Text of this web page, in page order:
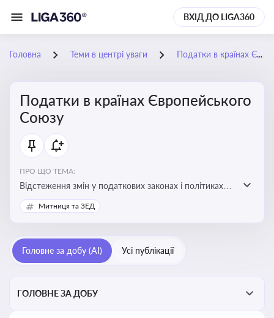
ВХІД ДО LIGA360
Головна Теми в центрі уваги Податки в країнах Європейського Союзу
Податки в країнах Європейського
Союзу
ПРО ЩО ТЕМА:
Відстеження змін у податкових законах і політиках
країн ЄС. Моніторинг кейсів, що впливають на бізнес-
процеси та фінансову звітність
Митниця та ЗЕД
Головне за добу (AI) Усі публікації
ГОЛОВНЕ ЗА ДОБУ